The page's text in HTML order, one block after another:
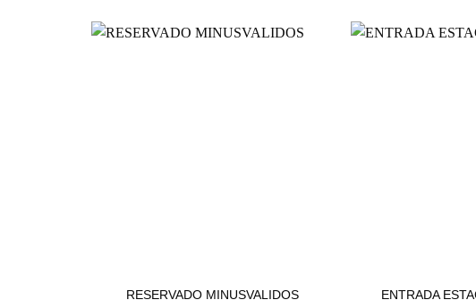
RESERVADO MINUSVALIDOS ENTRADA